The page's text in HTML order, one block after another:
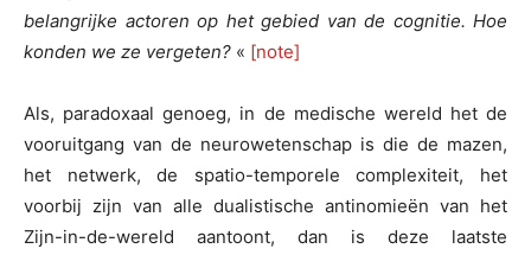
belangrijke actoren op het gebied van de cognitie. Hoe
konden we ze vergeten? « [note]
Als, paradoxaal genoeg, in de medische wereld het de
vooruitgang van de neurowetenschap is die de mazen,
het netwerk, de spatio-temporele complexiteit, het
voorbij zijn van alle dualistische antinomieën van het
Zijn-in-de-wereld aantoont, dan is deze laatste